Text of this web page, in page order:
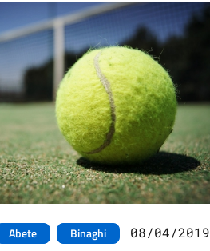
Abete Binaghi 08/04/2019